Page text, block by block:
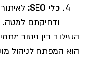
כלי
ודחיקתם למטה.
השילוב בין ניטור
הוא המפתח לניהול